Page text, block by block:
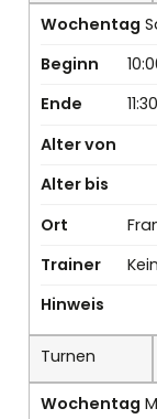
Wochentag
Beginn
Ende
11:30
Alter von
Alter bis
Ort
Trainer
Hinweis
Turnen
Wochentag